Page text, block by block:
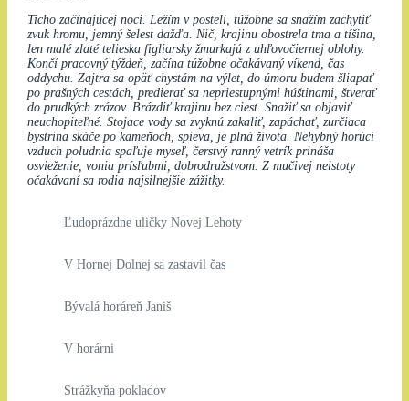
Ticho začínajúcej noci. Ležím v posteli, túžobne sa snažím zachytiť
zvuk hromu, jemný šelest dažďa. Nič, krajinu obostrela tma a tíšina,
len malé zlaté telieska figliarsky žmurkajú z uhľovočiernej oblohy.
Končí pracovný týždeň, začína túžobne očakávaný víkend, čas
oddychu. Zajtra sa opäť chystám na výlet, do úmoru budem šliapať
po prašných cestách, predierať sa nepriestupnými húštinami, štverať
do prudkých zrázov. Brázdiť krajinu bez ciest. Snažiť sa objaviť
neuchopiteľné. Stojace vody sa zvyknú zakaliť, zapáchať, zurčiaca
bystrina skáče po kameňoch, spieva, je plná života. Nehybný horúci
vzduch poludnia spaľuje myseľ, čerstvý ranný vetrík prináša
osvieženie, vonia prísľubmi, dobrodružstvom. Z mučivej neistoty
očakávaní sa rodia najsilnejšie zážitky.
Ľudoprázdne uličky Novej Lehoty
V Hornej Dolnej sa zastavil čas
Bývalá horáreň Janiš
V horárni
Strážkyňa pokladov